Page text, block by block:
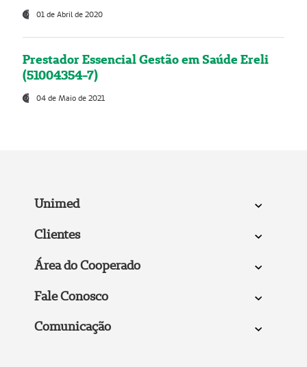
01 de Abril de 2020
Prestador Essencial Gestão em Saúde Ereli
(51004354-7)
04 de Maio de 2021
Unimed
Clientes
Área do Cooperado
Fale Conosco
Comunicação